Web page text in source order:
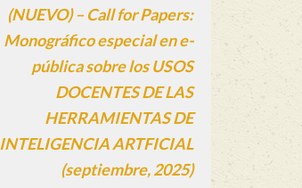
(NUEVO) – Call for Papers:
Monográfico especial en e-
pública sobre los USOS
DOCENTES DE LAS
HERRAMIENTAS DE
INTELIGENCIA ARTFICIAL
(septiembre, 2025)